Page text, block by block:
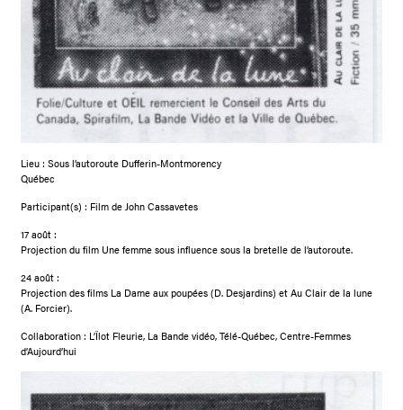
Lieu : Sous l’autoroute Dufferin-Montmorency
Québec
Participant(s) : Film de John Cassavetes
17 août :
Projection du film Une femme sous influence sous la bretelle de l’autoroute.
24 août :
Projection des films La Dame aux poupées (D. Desjardins) et Au Clair de la lune
(A. Forcier).
Collaboration : L’Îlot Fleurie, La Bande vidéo, Télé-Québec, Centre-Femmes
d’Aujourd’hui